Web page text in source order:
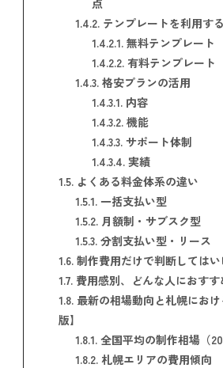
1.4.2.テンプレートを利用する
1.4.2.1.無料テンプレート
1.4.2.2.有料テンプレート
1.4.3.格安プランの活用
1.4.3.1.内容
1.4.3.2.機能
1.4.3.3.サポート体制
1.4.3.4.実績
1.5.よくある料金体系の違い
1.5.1.一括支払い型
1.5.2.月額制・サブスク型
1.5.3.分割支払い型・リース
1.6.制作費用だけで判断してはい
1.7.費用感別、どんな人におすす
1.8.最新の相場動向と札幌におけ
版】
1.8.1.全国平均の制作相場（
1.8.2.札幌エリアの費用傾向